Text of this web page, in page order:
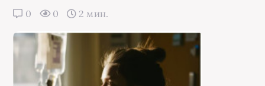
0 0 2 мин.